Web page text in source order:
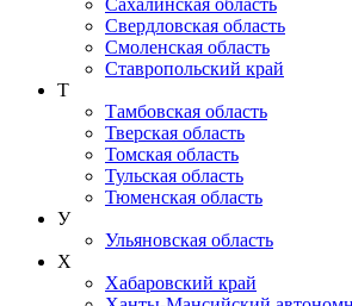
Свердловская область
Смоленская область
Ставропольский край
Т
Тамбовская область
Тверская область
Томская область
Тульская область
Тюменская область
У
Ульяновская область
Х
Хабаровский край